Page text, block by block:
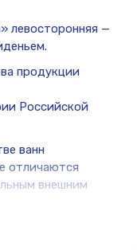
левосторонняя —
продукции
Российской
ванн
отличаются
внешним